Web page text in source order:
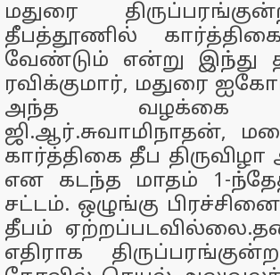
மதுரை
தீபத்தூணில்
வேண்டும் என்று இந்து
ரவிக்குமார், மதுரை
அந்த வழக்கை
ஜி.ஆர்.சுவாமிநாதன்,
கார்த்திகை தீப
என கடந்த மாதம் 1-
சட்டம். ஒழுங்கு
தீபம்
எதிராக